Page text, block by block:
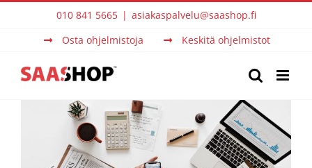
010 841 5665 | asiakaspalvelu@saashop.fi
Osta ohjelmistoja
Keskitä ohjelmistot